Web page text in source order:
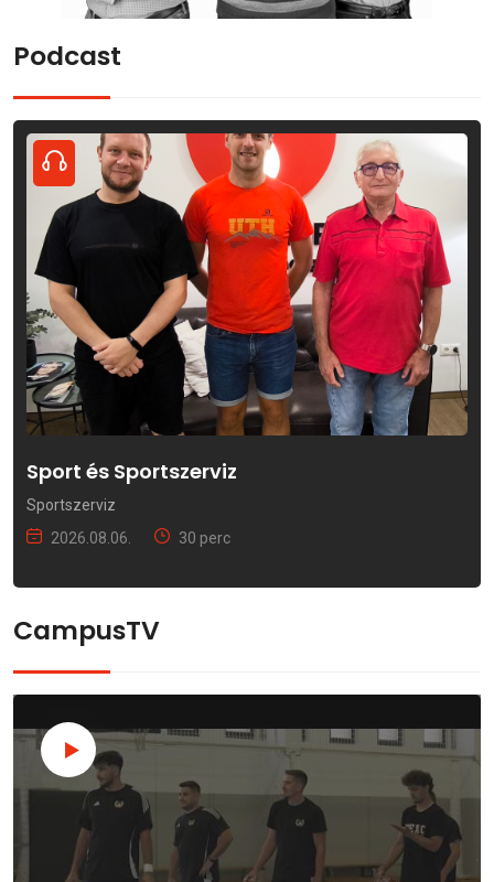
Podcast
Sport és Sportszerviz
Sportszerviz
2026.08.06.
30 perc
CampusTV